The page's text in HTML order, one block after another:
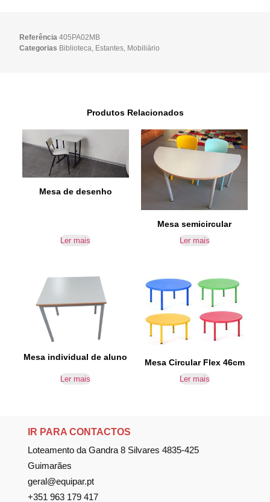
Referência405PA02MB
Categorias Biblioteca Estantes Mobiliário
Produtos Relacionados
Mesa de desenho
Ler mais
Mesa semicircular
Ler mais
Mesa individual de aluno
Ler mais
Mesa Circular Flex 46cm
Ler mais
IR PARA CONTACTOS
Loteamento da Gandra 8 Silvares 4835-425
Guimarães
geral@equipar.pt
+351 963 179 417